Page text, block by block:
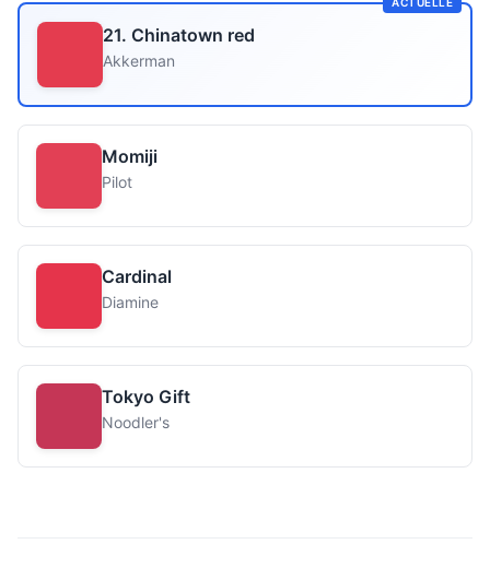
21. Chinatown red
Akkerman
Momiji
Pilot
Cardinal
Diamine
Tokyo Gift
Noodler's